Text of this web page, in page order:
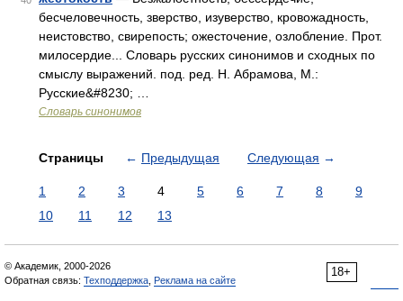
бесчеловечность, зверство, изуверство, кровожадность,
неистовство, свирепость; ожесточение, озлобление. Прот.
милосердие... Словарь русских синонимов и сходных по
смыслу выражений. под. ред. Н. Абрамова, М.:
Русские&#8230; …
Словарь синонимов
Страницы ← Предыдущая Следующая →
1 2 3 4 5 6 7 8
9
10
11 12 13
18+
© Академик, 2000-2026
Обратная связь: Техподдержка Реклама на сайте